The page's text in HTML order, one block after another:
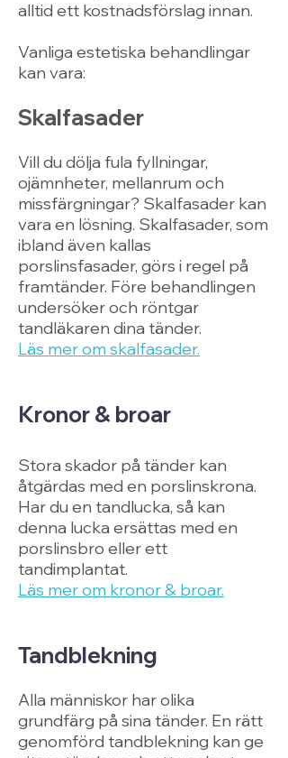
alltid ett kostnadsförslag innan.
Vanliga estetiska behandlingar
kan vara:
Skalfasader
Vill du dölja fula fyllningar,
ojämnheter, mellanrum och
missfärgningar? Skalfasader kan
vara en lösning. Skalfasader, som
ibland även kallas
porslinsfasader, görs i regel på
framtänder. Före behandlingen
undersöker och röntgar
tandläkaren dina tänder.
Läs mer om skalfasader.
Kronor & broar
Stora skador på tänder kan
åtgärdas med en porslinskrona.
Har du en tandlucka, så kan
denna lucka ersättas med en
porslinsbro eller ett
tandimplantat.
Läs mer om kronor & broar.
Tandblekning
Alla människor har olika
grundfärg på sina tänder. En rätt
genomförd tandblekning kan ge